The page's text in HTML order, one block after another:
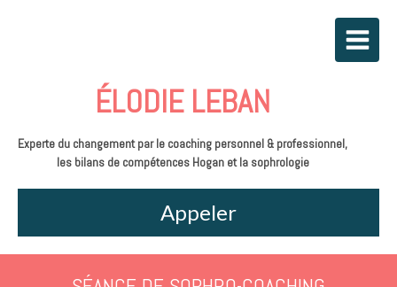
ÉLODIE LEBAN
Experte du changement par le coaching personnel & professionnel,
les bilans de compétences Hogan et la sophrologie
Appeler